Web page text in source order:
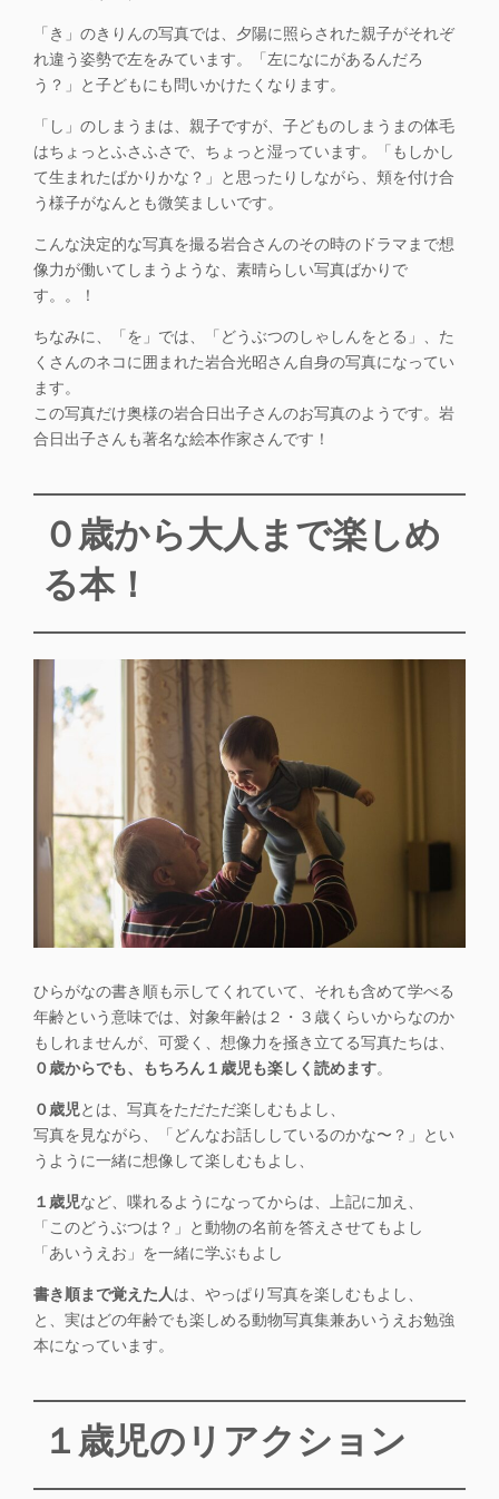
「き」のきりんの写真では、夕陽に照らされた親子がそれぞ
れ違う姿勢で左をみています。
「左になにがあるんだろ
う？」と子どもにも問いかけたくなります。
「し」のしまうま は、親子ですが、子どものしまうまの体毛
はちょっとふさふさで、ちょっと湿っています。
「もしかし
て生まれたばかりかな？」 と思ったりしながら、 頬を付け合
う様子がなんとも微笑ましいです。
こんな決定的な写真を撮る岩合さんのその時のドラマまで想
像力が働いてしまうような、素晴らしい写真ばかりで
す。。！
ちなみに、「を」では、「どうぶつのしゃしんをとる」、た
くさんのネコに囲まれた岩合光昭さん自身の写真になってい
ます。
この写真だけ奥様の岩合日出子さんのお写真のようです。岩
合日出子さんも著名な絵本作家さんです！
０歳から大人まで楽しめ
る本！
ひらがなの書き順も示してくれていて、それも含めて学べる
年齢という意味では、対象年齢は２・３歳くらいからなのか
もしれませんが、可愛く、 想像力を掻き立てる写真たちは、
０歳からでも、もちろん１歳児も楽しく読めます。
０歳児とは、写真をただただ楽しむもよし、
写真を見ながら、「どんなお話ししているのかな〜？」とい
うように一緒に想像して楽しむもよし、
１ 歳児など、喋れるようになってからは、上記に加え、
「このどうぶつは？」と動物の名前を答えさせてもよし
「あいうえお」を一緒に学ぶもよし
書き順まで覚えた人は、 やっぱり写真を楽しむもよし、
と、 実はどの年齢でも楽しめる動物写真集兼あいうえお勉強
本になっています。
１歳児のリアクション